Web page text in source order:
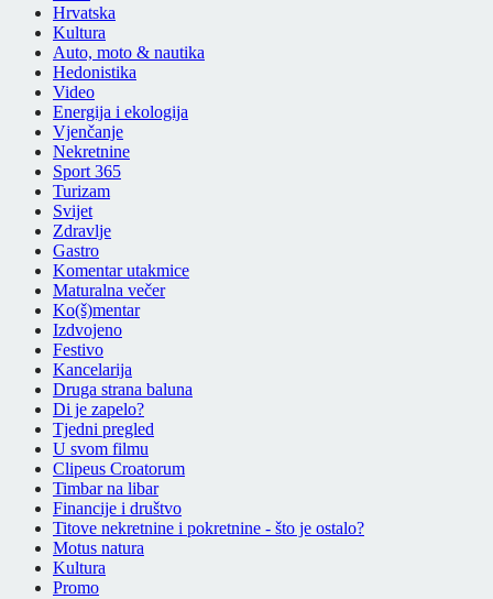
Hrvatska
Kultura
Auto, moto & nautika
Hedonistika
Video
Energija i ekologija
Vjenčanje
Nekretnine
Sport 365
Turizam
Svijet
Zdravlje
Gastro
Komentar utakmice
Maturalna večer
Ko(š)mentar
Izdvojeno
Festivo
Kancelarija
Druga strana baluna
Di je zapelo?
Tjedni pregled
U svom filmu
Clipeus Croatorum
Timbar na libar
Financije i društvo
Titove nekretnine i pokretnine - što je ostalo?
Motus natura
Kultura
Promo